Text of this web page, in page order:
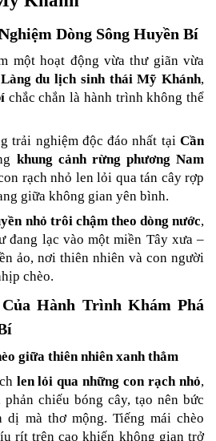
Dòng Sông Huyền Bí
một hoạt động vừa thư giãn vừa
Làng du lịch sinh thái Mỹ Khánh,
chắc chắn là hành trình không thể
trải nghiệm độc đáo nhất tại Cần
khung cảnh rừng phương Nam
rạch nhỏ len lỏi qua tán cây rợp
giữa không gian yên bình.
nhỏ trôi chậm theo dòng nước,
đang lạc vào một miền Tây xưa –
ảo, nơi thiên nhiên và con người
chèo.
Hành Trình Khám Phá
giữa thiên nhiên xanh thẳm
len lỏi qua những con rạch nhỏ,
chiếu bóng cây, tạo nên bức
dị mà thơ mộng. Tiếng mái chèo
rít trên cao khiến không gian trở